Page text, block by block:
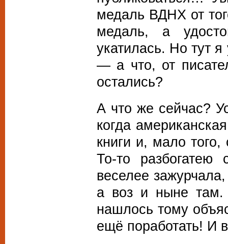
медаль ВДНХ от
медаль, а
укатилась. Но тут
— а что, от
остались?
А что же сейчас?
когда
книги и, мало
То-то
веселее
а воз и ныне
нашлось тому
ещё поработать! И